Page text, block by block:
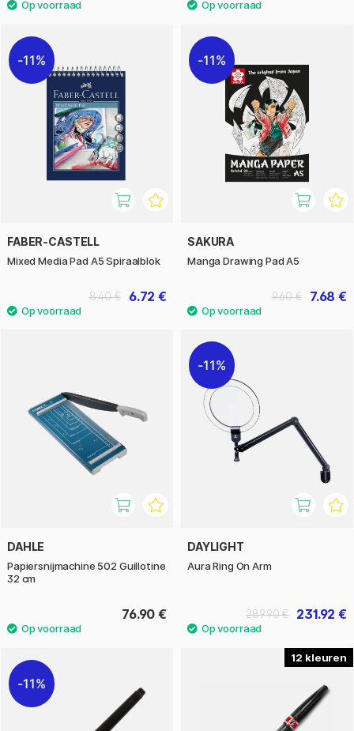
11%
FABER-CASTELL
Mixed Media Pad A5 Spiraalblok
6.72 €
8.40 €
11%
SAKURA
Manga Drawing Pad A5
7.68 €
9.60 €
DAHLE
Papiersnijmachine 502 Guillotine
32 cm
76.90 €
11%
DAYLIGHT
Aura Ring On Arm
231.92 €
289.90 €
11%
12